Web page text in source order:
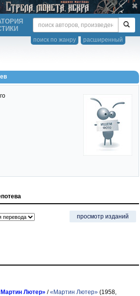
расширенный
поиск по жанру
просмотр изданий
Лютер» /«Мартин Лютер» (1958,